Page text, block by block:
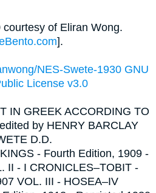
of Eliran Wong.
].
NES-Swete-1930 GNU
License v3.0
IN GREEK ACCORDING TO
by HENRY BARCLAY
D.D.
- Fourth Edition, 1909 -
II - I CRONICLES–TOBIT -
VOL. III - HOSEA–IV